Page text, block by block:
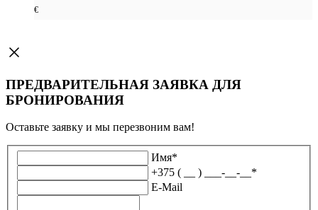
€
ПРЕДВАРИТЕЛЬНАЯ ЗАЯВКА ДЛЯ
БРОНИРОВАНИЯ
Оставьте заявку и мы перезвоним вам!
Имя*
+375 ( __ ) ___-__-__ *
E-Mail